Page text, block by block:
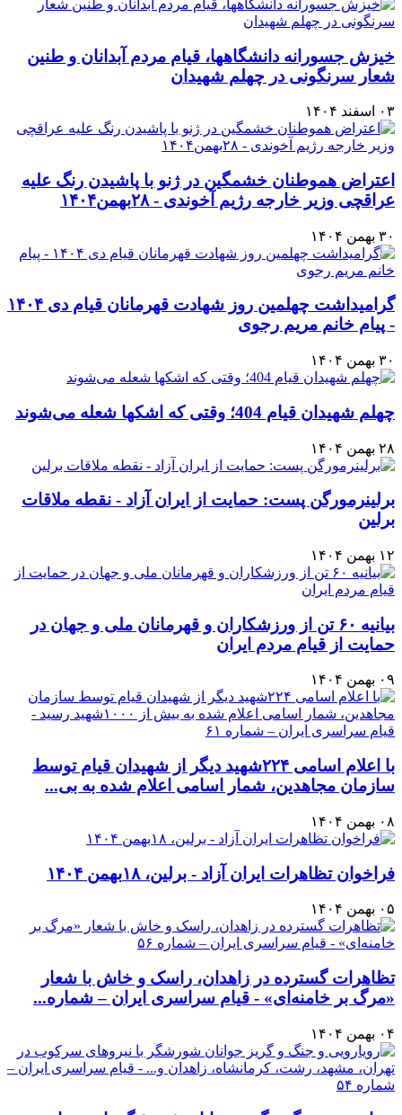
خیزش جسورانه دانشگاهها، قیام مردم آبدانان و طنین
شعار سرنگونی در چهلم شهیدان
۰۳ اسفند ۱۴۰۴
اعتراض هموطنان خشمگین در ژنو با پاشیدن رنگ علیه
عراقچی وزیر خارجه رژیم آخوندی - ۲۸بهمن۱۴۰۴
۳۰ بهمن ۱۴۰۴
گرامیداشت چهلمین روز شهادت قهرمانان قیام دی ۱۴۰۴
- پیام خانم مریم رجوی
۳۰ بهمن ۱۴۰۴
چهلم شهیدان قیام 404؛ وقتی که اشکها شعله می‌شوند
۲۸ بهمن ۱۴۰۴
برلینرمورگن پست: حمایت از ایران آزاد - نقطه ملاقات
برلین
۱۲ بهمن ۱۴۰۴
بیانیه ۶۰ تن از ورزشکاران و قهرمانان ملی و جهان در
حمایت از قیام مردم ایران
۰۹ بهمن ۱۴۰۴
با اعلام اسامی ۲۲۴شهید دیگر از شهیدان قیام توسط
سازمان مجاهدین، شمار اسامی اعلام شده به بی...
۰۸ بهمن ۱۴۰۴
فراخوان تظاهرات ایران آزاد - برلین، ۱۸بهمن ۱۴۰۴
۰۵ بهمن ۱۴۰۴
تظاهرات گسترده در زاهدان، راسک و خاش با شعار
«مرگ بر خامنه‌ای» - قیام سراسری ایران – شماره...
۰۴ بهمن ۱۴۰۴